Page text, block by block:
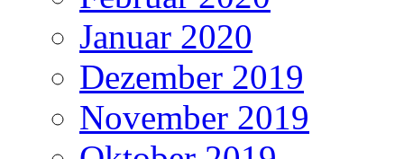
Januar 2020
Dezember 2019
November 2019